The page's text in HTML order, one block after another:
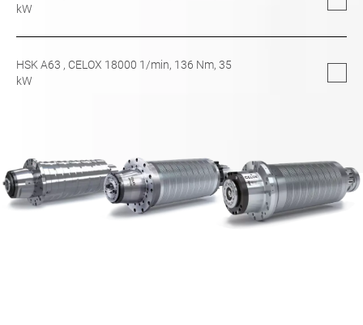
kW
HSK A63 , CELOX 18000 1/min, 136 Nm, 35
kW